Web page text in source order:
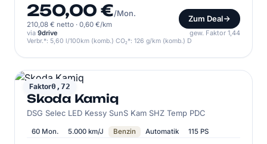
250,00 €/Mon.
210,08 € netto · 0,60 €/km
Zum Deal
via 9drive gew. Faktor 1,44
Verbr.*: 5,60 l/100km (komb.) CO₂*: 126 g/km (komb.) D
Faktor0,72
SKODA
Skoda Kamiq
DSG Selec LED Kessy SunS Kam SHZ Temp PDC
60 Mon. 5.000 km/J Benzin Automatik 115 PS